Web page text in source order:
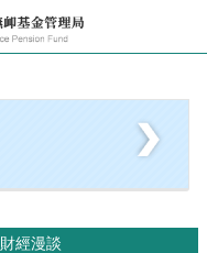
財經漫談